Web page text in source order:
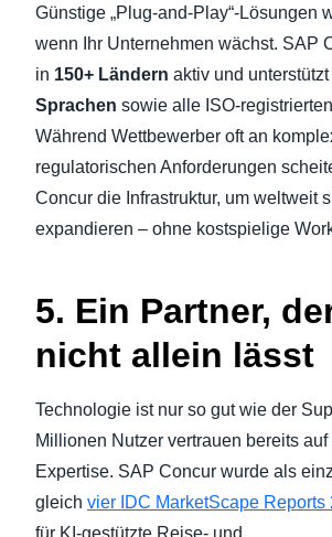
Günstige „Plug-and-Play“-Lösungen
wenn Ihr Unternehmen wächst. SAP
in 150+ Ländern aktiv und unterstützt
Sprachen sowie alle ISO-
Während Wettbewerber oft an
regulatorischen Anforderungen
Concur die Infrastruktur, um weltweit
expandieren – ohne kostspielige
5. Ein Partner,
nicht allein lässt
Technologie ist nur so gut wie der
Millionen Nutzer vertrauen bereits auf
Expertise. SAP Concur wurde als
gleich vier IDC MarketScape Reports
für KI-gestützte Reise- und